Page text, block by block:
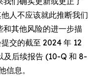
人不应该就此推断我们
其他风险的进一步描
交的截至 2024 年 12
及后续报告 (10-Q 和 8-
信息。